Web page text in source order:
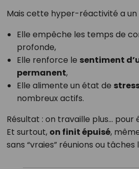
Mais cette hyper-réactivité a un
Elle empêche les temps de
profonde,
Elle renforce le sentiment
permanent,
Elle alimente un état de
nombreux actifs.
Résultat : on travaille plus…
Et surtout, on finit épuisé,
sans “vraies” réunions ou tâches